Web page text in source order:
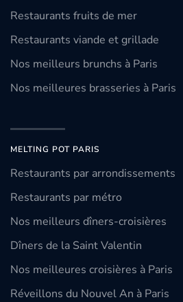
Restaurants fruits de mer
Restaurants viande et grillade
Nos meilleurs brunchs à Paris
Nos meilleures brasseries à Paris
MELTING POT PARIS
Restaurants par arrondissements
Restaurants par métro
Nos meilleurs dîners-croisières
Dîners de la Saint Valentin
Nos meilleures croisières à Paris
Réveillons du Nouvel An à Paris